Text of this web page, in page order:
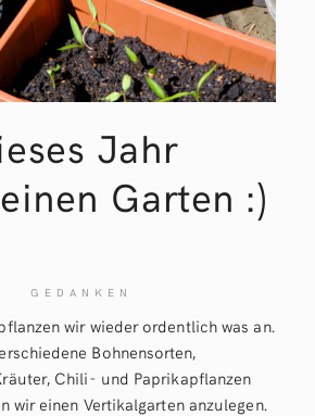
Jahr
Garten :)
GEDANKEN
wir wieder ordentlich was an.
Bohnensorten,
Chili- und Paprikapflanzen
wir einen Vertikalgarten anzulegen.